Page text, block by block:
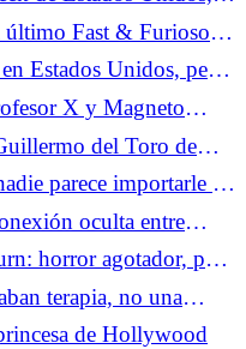
último Fast & Furioso
Estados Unidos, pero
X y Magneto
superhéroesdel Toro de
una aventura más
parece importarle el
oculta entre
horror agotador, pero
terapia, no una
de Hollywood